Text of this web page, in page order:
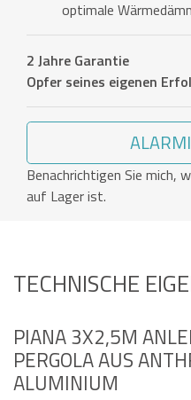
optimale
2 Jahre Garantie
Opfer seines eigenen
Benachrichtigen Sie mich,
auf Lager ist.
TECHNISCHE
PIANA 3X2,5M
PERGOLA AUS
ALUMINIUM